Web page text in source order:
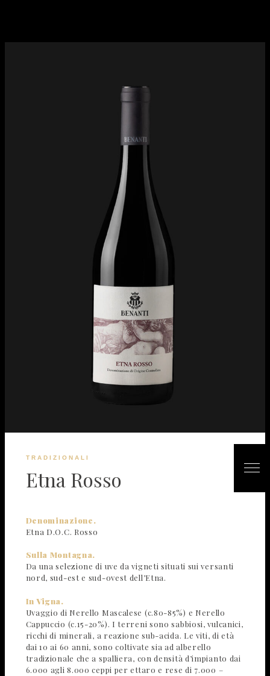
TRADIZIONALI
Etna Rosso
Denominazione.
Etna D.O.C. Rosso
Sulla Montagna.
Da una selezione di uve da vigneti situati sui versanti
nord, sud-est e sud-ovest dell’Etna.
In Vigna.
Uvaggio di Nerello Mascalese (c.80-85%) e Nerello
Cappuccio (c.15-20%). I terreni sono sabbiosi, vulcanici,
ricchi di minerali, a reazione sub-acida. Le viti, di età
dai 10 ai 60 anni, sono coltivate sia ad alberello
tradizionale che a spalliera, con densità d’impianto dai
6.000 agli 8.000 ceppi per ettaro e rese di 7.000 –